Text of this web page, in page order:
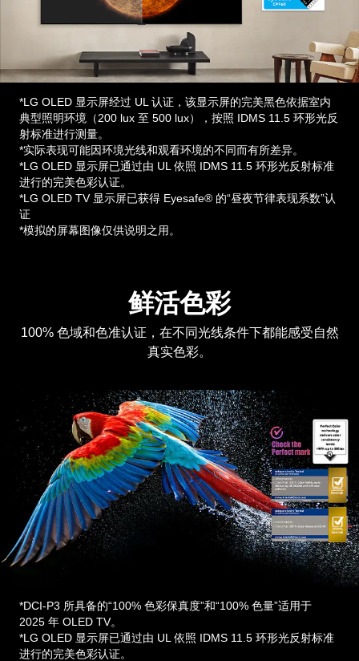
*LG OLED 显示屏经过 UL 认证，该显示屏的完美黑色依据室内
典型照明环境（200 lux 至 500 lux），按照 IDMS 11.5 环形光反
射标准进行测量。
*实际表现可能因环境光线和观看环境的不同而有所差异。
*LG OLED 显示屏已通过由 UL 依照 IDMS 11.5 环形光反射标准
进行的完美色彩认证。
*LG OLED TV 显示屏已获得 Eyesafe® 的“昼夜节律表现系数”认
证
*模拟的屏幕图像仅供说明之用。
鲜活色彩
100% 色域和色准认证，在不同光线条件下都能感受自然
真实色彩。
*DCI-P3 所具备的“100% 色彩保真度”和“100% 色量”适用于
2025 年 OLED TV。
*LG OLED 显示屏已通过由 UL 依照 IDMS 11.5 环形光反射标准
进行的完美色彩认证。